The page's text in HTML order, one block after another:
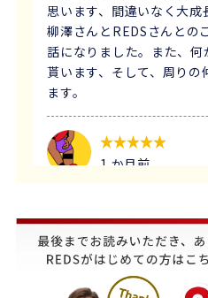
思います、間違いなく大成
柳澤さんとREDSさんとの
話になりました。また、
貰います、そして、周りの
ます。
1 か月前
他の不動産会社と違って、
のペースで進めることが出